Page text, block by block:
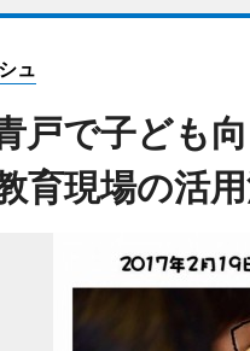
ュ
戸で子ども
育現場の活